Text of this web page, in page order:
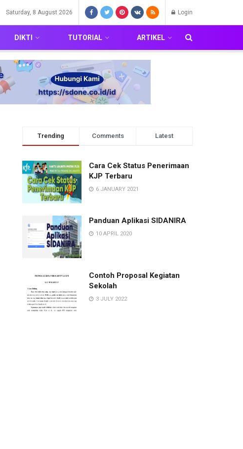
Saturday, 8 August 2026 Login
DIKTI TUTORIAL ARTIKEL
Trending Comments Latest
Cara Cek Status Penerimaan
KJP Terbaru
6 JANUARY 2021
Panduan Aplikasi SIDANIRA
10 APRIL 2020
Contoh Proposal Kegiatan
Sekolah
3 JULY 2022